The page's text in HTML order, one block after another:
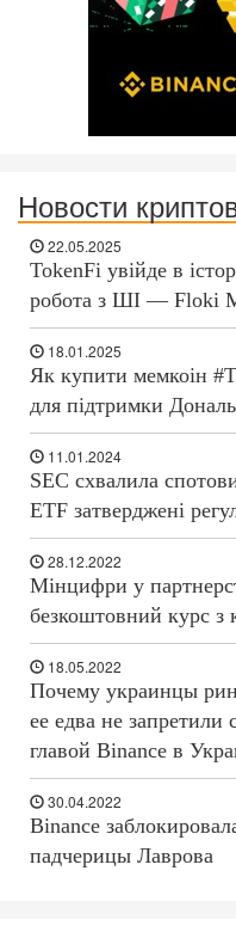
Новости
22.05.2025
TokenFi увійде в
робота з ШІ — Floki
18.01.2025
Як купити мемкоін
для підтримки
11.01.2024
SEC схвалила
ETF затверджені
28.12.2022
Мінцифри у
безкоштовний курс з
18.05.2022
Почему украинцы
ее едва не
главой Binance в
30.04.2022
Binance
падчерицы Лаврова